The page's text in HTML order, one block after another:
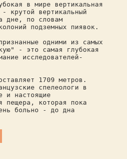
в мире вертикальная
крутой вертикальный
дне, по словам
подземных пиявок.
одними из самых
- это самая глубокая
исследователей-
1709 метров.
спелеологи в
и настоящие
пещера, которая пока
больно - до дна